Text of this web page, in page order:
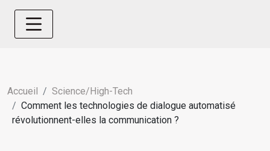
Accueil
Science/High-Tech
Comment les technologies de dialogue automatisé
révolutionnent-elles la communication ?